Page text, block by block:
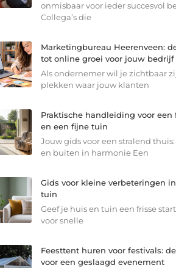
onmisbaar voor ieder succesvol
Collega’s die
Marketingbureau Heerenveen:
tot online groei voor jouw bedrijf
Als ondernemer wil je zichtbaar
plekken waar jouw klanten
Praktische handleiding voor een
en een fijne tuin
Jouw gids voor een stralend
en buiten in harmonie Een
Gids voor kleine verbeteringen
tuin
Geef je huis en tuin een frisse
voor snelle
Feesttent huren voor festivals:
voor een geslaagd evenement